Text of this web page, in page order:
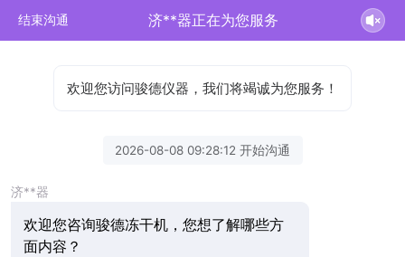
结束沟通 济**器正在为您服务
欢迎您访问骏德仪器，我们将竭诚为您服务！
2026-08-08 09:28:12 开始沟通
济**器
欢迎您咨询骏德冻干机，您想了解哪些方
面内容？